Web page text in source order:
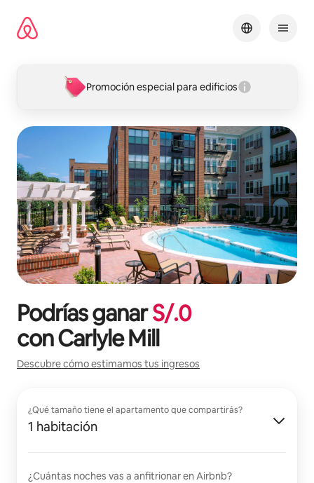
contenido
Promoción especial para edificios
Podrías ganarS/.0
conCarlyle Mill
Descubre cómo estimamos tus ingresos
¿Qué tamaño tiene el apartamento que compartirás?
1 habitación
¿Cuántas noches vas a anfitrionar en Airbnb?